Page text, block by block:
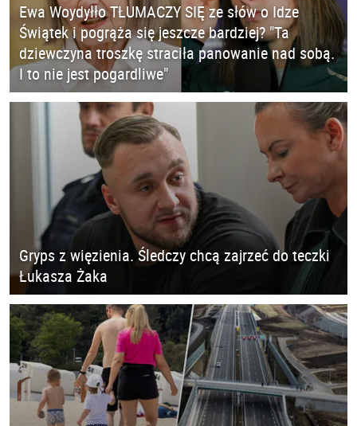
Ewa Woydyłło TŁUMACZY SIĘ ze słów o Idze
Świątek i pogrąża się jeszcze bardziej? "Ta
dziewczyna troszkę straciła panowanie nad sobą.
I to nie jest pogardliwe"
Gryps z więzienia. Śledczy chcą zajrzeć do teczki
Łukasza Żaka